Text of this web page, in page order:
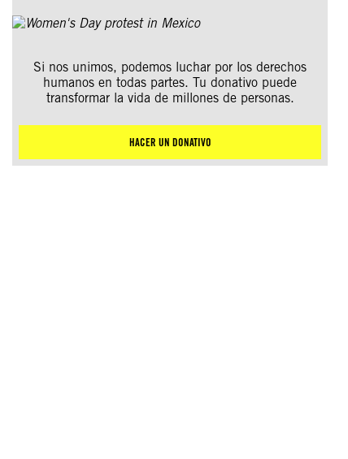
Si nos unimos, podemos luchar por los derechos
humanos en todas partes. Tu donativo puede
transformar la vida de millones de personas.
HACER UN DONATIVO